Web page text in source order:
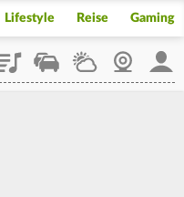
Lifestyle Reise Gaming
StaupilotWetterWebcam